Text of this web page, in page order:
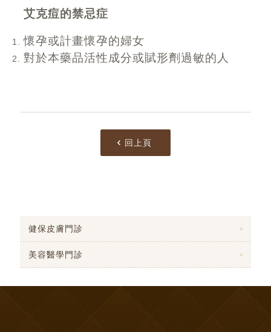
艾克痘的禁忌症
懷孕或計畫懷孕的婦女
對於本藥品活性成分或賦形劑過敏的人
回上頁
健保皮膚門診
美容醫學門診